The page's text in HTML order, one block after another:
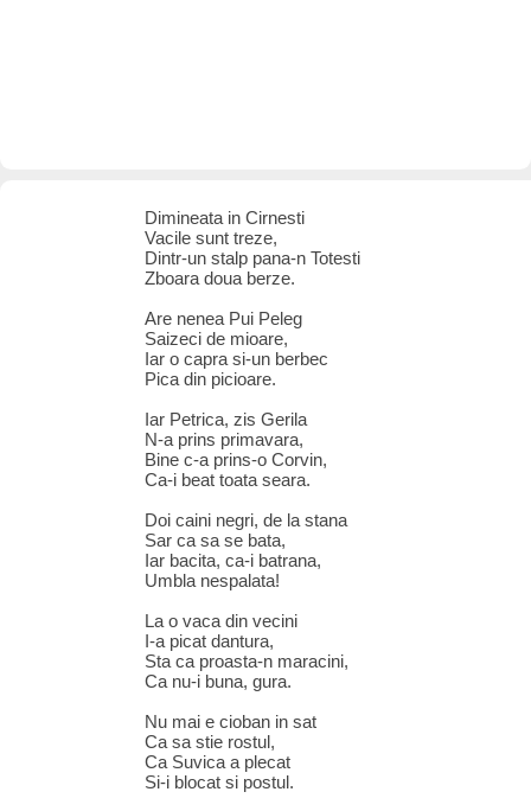
Dimineata in Cirnesti
Vacile sunt treze,
Dintr-un stalp pana-n Totesti
Zboara doua berze.
Are nenea Pui Peleg
Saizeci de mioare,
Iar o capra si-un berbec
Pica din picioare.
Iar Petrica, zis Gerila
N-a prins primavara,
Bine c-a prins-o Corvin,
Ca-i beat toata seara.
Doi caini negri, de la stana
Sar ca sa se bata,
Iar bacita, ca-i batrana,
Umbla nespalata!
La o vaca din vecini
I-a picat dantura,
Sta ca proasta-n maracini,
Ca nu-i buna, gura.
Nu mai e cioban in sat
Ca sa stie rostul,
Ca Suvica a plecat
Si-i blocat si postul.